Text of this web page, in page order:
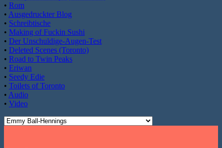
• Rom
• Ausgedruckter Blog
• Schreibtische
• Making of Fuckin Sushi
• Der Unschuldige-Augen-Test
• Deleted Scenes (Toronto)
• Road to Twin Peaks
• Eriwan
• Seedy Edie
• Toilets of Toronto
• Audio
• Video